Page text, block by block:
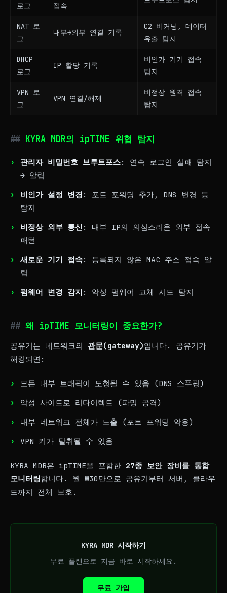
로그
접속
NAT 로
그
내부→외부 연결 기록
C2 비커닝, 데이터
유출 탐지
DHCP
로그
IP 할당 기록
비인가 기기 접속
탐지
VPN 로
그
VPN 연결/해제
비정상 원격 접속
탐지
KYRA MDR의 ipTIME 위협 탐지
관리자 비밀번호 브루트포스: 연속 로그인 실패 탐지
→ 알림
비인가 설정 변경 : 포트 포워딩 추가, DNS 변경 등
탐지
비정상 외부 통신 : 내부 IP의 의심스러운 외부 접속
패턴
새로운 기기 접속: 등록되지 않은 MAC 주소 접속 알
림
펌웨어 변경 감지 : 악성 펌웨어 교체 시도 탐지
왜 ipTIME 모니터링이 중요한가?
공유기는 네트워크의 관문(gateway)입니다. 공유기가
해킹되면:
모든 내부 트래픽이 도청될 수 있음 (DNS 스푸핑)
악성 사이트로 리다이렉트 (파밍 공격)
내부 네트워크 전체가 노출 (포트 포워딩 악용)
VPN 키가 탈취될 수 있음
KYRA MDR은 ipTIME을 포함한 27종 보안 장비를 통합
모니터링합니다. 월 ₩30만으로 공유기부터 서버, 클라우
드까지 전체 보호.
KYRA MDR 시작하기
무료 플랜으로 지금 바로 시작하세요.
무료 가입